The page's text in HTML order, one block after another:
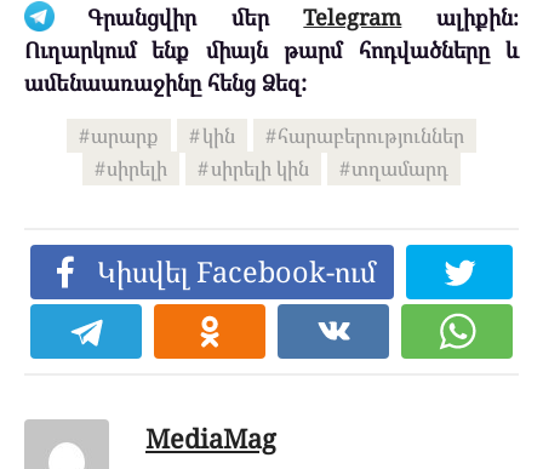
Գրանցվիր մերTelegramալիքին։
Ուղարկում ենք միայն թարմ հոդվածները և
ամենաառաջինը հենց Ձեզ:
արարք կին
հարաբերություններ
սիրելի
սիրելի կին տղամարդ
Կիսվել Facebook-ում
MediaMag